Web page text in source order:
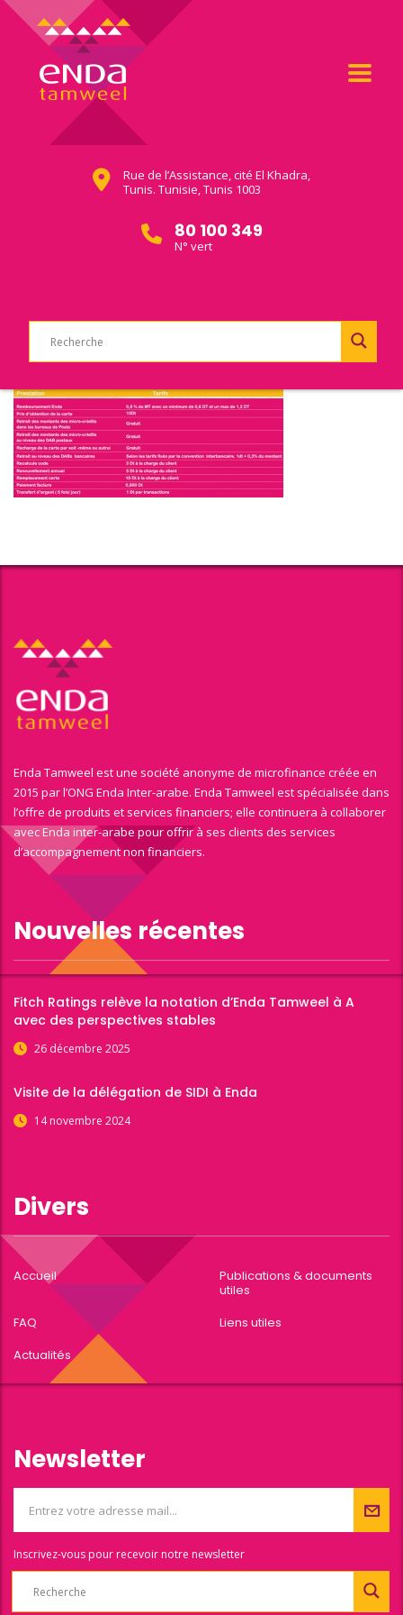
Rue de l’Assistance, cité El Khadra,
Tunis. Tunisie, Tunis 1003
80 100 349
N° vert
Enda Tamweel est une société anonyme de microfinance créée en
2015 par l’ONG Enda Inter-arabe. Enda Tamweel est spécialisée dans
l’offre de produits et services financiers; elle continuera à collaborer
avec Enda inter-arabe pour offrir à ses clients des services
d’accompagnement non financiers.
Nouvelles récentes
Fitch Ratings relève la notation d’Enda Tamweel à A
avec des perspectives stables
26 décembre 2025
Visite de la délégation de SIDI à Enda
14 novembre 2024
Divers
Accueil
Publications & documents
utiles
FAQ
Liens utiles
Actualités
Newsletter
Inscrivez-vous pour recevoir notre newsletter